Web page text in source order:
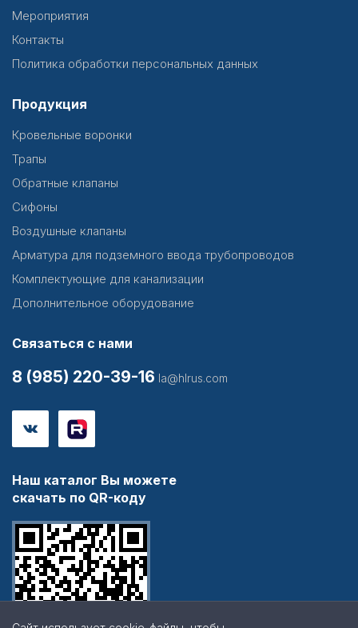
Мероприятия
Контакты
Политика обработки персональных данных
Продукция
Кровельные воронки
Трапы
Обратные клапаны
Сифоны
Воздушные клапаны
Арматура для подземного ввода трубопроводов
Комплектующие для канализации
Дополнительное оборудование
Связаться с нами
8 (985) 220-39-16 la@hlrus.com
Наш каталог Вы можете
скачать по QR-коду